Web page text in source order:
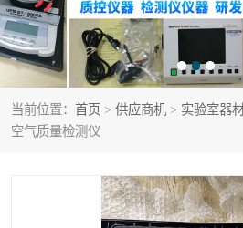
当前位置： 首页 > 供应商机 > 实验室器
空气质量检测仪
模拟器 无
测试卡 检
X射线检测仪 声
血透机分析仪 电